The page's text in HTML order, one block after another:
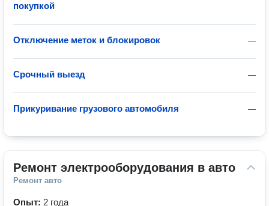
покупкой
—
Отключение меток и блокировок
—
Срочный выезд
—
Прикуривание грузового автомобиля
Ремонт электрооборудования в авто
Ремонт авто
Опыт: 2 года